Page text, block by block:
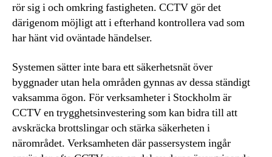
rör sig i och omkring fastigheten. CCTV gör det
därigenom möjligt att i efterhand kontrollera vad som
har hänt vid oväntade händelser.
Systemen sätter inte bara ett säkerhetsnät över
byggnader utan hela områden gynnas av dessa ständigt
vaksamma ögon. För verksamheter i Stockholm är
CCTV en trygghetsinvestering som kan bidra till att
avskräcka brottslingar och stärka säkerheten i
närområdet. Verksamheten där passersystem ingår